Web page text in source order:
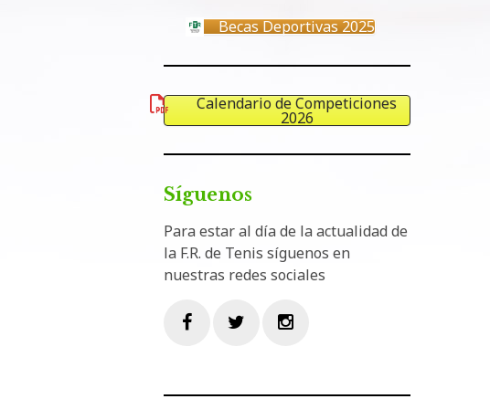
Becas Deportivas 2025
Calendario de Competiciones
2026
Síguenos
Para estar al día de la actualidad de
la F.R. de Tenis síguenos en
nuestras redes sociales